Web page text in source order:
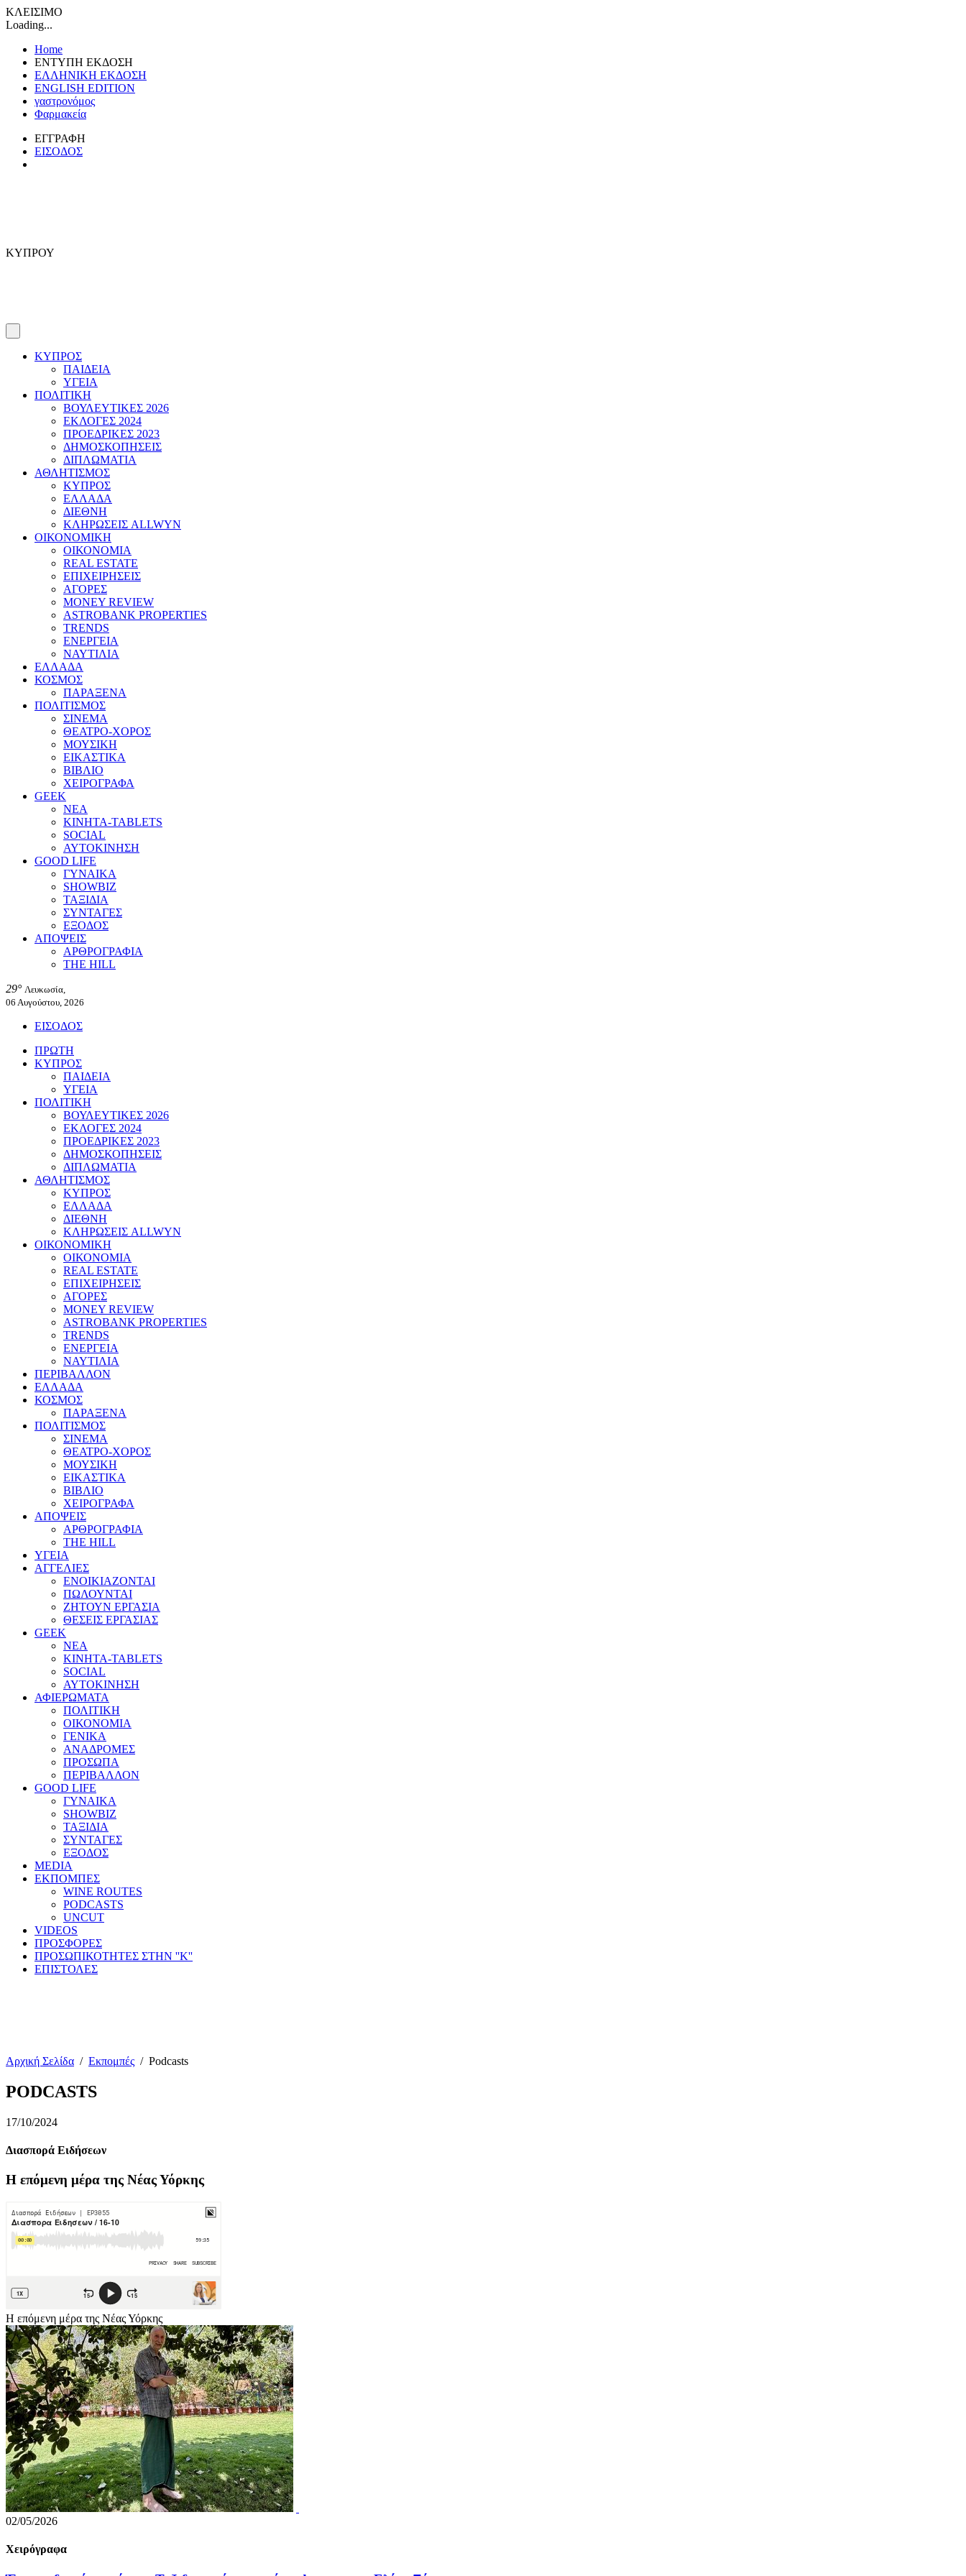
ΚΛΕΙΣΙΜΟ
Loading...
Home
ΕΝΤΥΠΗ ΕΚΔΟΣΗ
ΕΛΛΗΝΙΚΗ ΕΚΔΟΣΗ
ENGLISH EDITION
γαστρονόμος
Φαρμακεία
ΕΓΓΡΑΦΗ
ΕΙΣΟΔΟΣ
ΚΥΠΡΟΥ
ΚΥΠΡΟΣ
ΠΑΙΔΕΙΑ
ΥΓΕΙΑ
ΠΟΛΙΤΙΚΗ
ΒΟΥΛΕΥΤΙΚΕΣ 2026
ΕΚΛΟΓΕΣ 2024
ΠΡΟΕΔΡΙΚΕΣ 2023
ΔΗΜΟΣΚΟΠΗΣΕΙΣ
ΔΙΠΛΩΜΑΤΙΑ
ΑΘΛΗΤΙΣΜΟΣ
ΚΥΠΡΟΣ
ΕΛΛΑΔΑ
ΔΙΕΘΝΗ
ΚΛΗΡΩΣΕΙΣ ALLWYN
ΟΙΚΟΝΟΜΙΚΗ
ΟΙΚΟΝΟΜΙΑ
REAL ESTATE
ΕΠΙΧΕΙΡΗΣΕΙΣ
ΑΓΟΡΕΣ
MONEY REVIEW
ASTROBANK PROPERTIES
TRENDS
ΕΝΕΡΓΕΙΑ
ΝΑΥΤΙΛΙΑ
ΕΛΛΑΔΑ
ΚΟΣΜΟΣ
ΠΑΡΑΞΕΝΑ
ΠΟΛΙΤΙΣΜΟΣ
ΣΙΝΕΜΑ
ΘΕΑΤΡΟ-ΧΟΡΟΣ
ΜΟΥΣΙΚΗ
ΕΙΚΑΣΤΙΚΑ
ΒΙΒΛΙΟ
ΧΕΙΡΟΓΡΑΦΑ
GEEK
ΝΕΑ
ΚΙΝΗΤΑ-TABLETS
SOCIAL
ΑΥΤΟΚΙΝΗΣΗ
GOOD LIFE
ΓΥΝΑΙΚΑ
SHOWBIZ
ΤΑΞΙΔΙΑ
ΣΥΝΤΑΓΕΣ
ΕΞΟΔΟΣ
ΑΠΟΨΕΙΣ
ΑΡΘΡΟΓΡΑΦΙΑ
THE HILL
29° Λευκωσία,
06 Αυγούστου, 2026
ΕΙΣΟΔΟΣ
ΠΡΩΤΗ
ΚΥΠΡΟΣ
ΠΑΙΔΕΙΑ
ΥΓΕΙΑ
ΠΟΛΙΤΙΚΗ
ΒΟΥΛΕΥΤΙΚΕΣ 2026
ΕΚΛΟΓΕΣ 2024
ΠΡΟΕΔΡΙΚΕΣ 2023
ΔΗΜΟΣΚΟΠΗΣΕΙΣ
ΔΙΠΛΩΜΑΤΙΑ
ΑΘΛΗΤΙΣΜΟΣ
ΚΥΠΡΟΣ
ΕΛΛΑΔΑ
ΔΙΕΘΝΗ
ΚΛΗΡΩΣΕΙΣ ALLWYN
ΟΙΚΟΝΟΜΙΚΗ
ΟΙΚΟΝΟΜΙΑ
REAL ESTATE
ΕΠΙΧΕΙΡΗΣΕΙΣ
ΑΓΟΡΕΣ
MONEY REVIEW
ASTROBANK PROPERTIES
TRENDS
ΕΝΕΡΓΕΙΑ
ΝΑΥΤΙΛΙΑ
ΠΕΡΙΒΑΛΛΟΝ
ΕΛΛΑΔΑ
ΚΟΣΜΟΣ
ΠΑΡΑΞΕΝΑ
ΠΟΛΙΤΙΣΜΟΣ
ΣΙΝΕΜΑ
ΘΕΑΤΡΟ-ΧΟΡΟΣ
ΜΟΥΣΙΚΗ
ΕΙΚΑΣΤΙΚΑ
ΒΙΒΛΙΟ
ΧΕΙΡΟΓΡΑΦΑ
ΑΠΟΨΕΙΣ
ΑΡΘΡΟΓΡΑΦΙΑ
THE HILL
ΥΓΕΙΑ
ΑΓΓΕΛΙΕΣ
ΕΝΟΙΚΙΑΖΟΝΤΑΙ
ΠΩΛΟΥΝΤΑΙ
ΖΗΤΟΥΝ ΕΡΓΑΣΙΑ
ΘΕΣΕΙΣ ΕΡΓΑΣΙΑΣ
GEEK
ΝΕΑ
ΚΙΝΗΤΑ-TABLETS
SOCIAL
ΑΥΤΟΚΙΝΗΣΗ
ΑΦΙΕΡΩΜΑΤΑ
ΠΟΛΙΤΙΚΗ
ΟΙΚΟΝΟΜΙΑ
ΓΕΝΙΚΑ
ΑΝΑΔΡΟΜΕΣ
ΠΡΟΣΩΠΑ
ΠΕΡΙΒΑΛΛΟΝ
GOOD LIFE
ΓΥΝΑΙΚΑ
SHOWBIZ
ΤΑΞΙΔΙΑ
ΣΥΝΤΑΓΕΣ
ΕΞΟΔΟΣ
MEDIA
ΕΚΠΟΜΠΕΣ
WINE ROUTES
PODCASTS
UNCUT
VIDEOS
ΠΡΟΣΦΟΡΕΣ
ΠΡΟΣΩΠΙΚΟΤΗΤΕΣ ΣΤΗΝ ''Κ''
ΕΠΙΣΤΟΛΕΣ
Αρχική Σελίδα / Εκπομπές / Podcasts
PODCASTS
17/10/2024
Διασπορά Ειδήσεων
Η επόμενη μέρα της Νέας Υόρκης
Η επόμενη μέρα της Νέας Υόρκης
02/05/2026
Χειρόγραφα